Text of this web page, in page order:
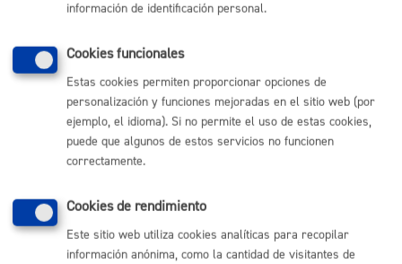
Volver al índice Volver atrás
Comunícate con el Ayuntamiento de Donostia / San
Sebastián
(+34) 943 481 000
Buzón de la ciudadanía
Informar de un error en la web
información de identificación personal.
Cookies funcionales
Estas cookies permiten proporcionar opciones de
personalización y funciones mejoradas en el sitio web (por
ejemplo, el idioma). Si no permite el uso de estas cookies,
puede que algunos de estos servicios no funcionen
correctamente.
Cookies de rendimiento
Este sitio web utiliza cookies analíticas para recopilar
información anónima, como la cantidad de visitantes de